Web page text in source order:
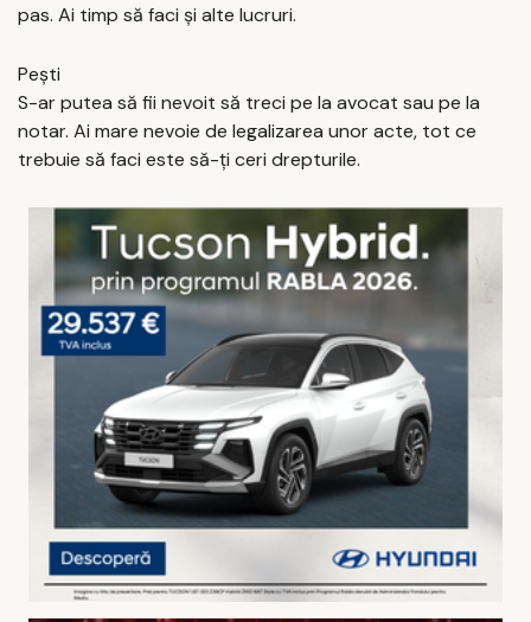
pas. Ai timp să faci și alte lucruri.
Pești
S-ar putea să fii nevoit să treci pe la avocat sau pe la
notar. Ai mare nevoie de legalizarea unor acte, tot ce
trebuie să faci este să-ți ceri drepturile.